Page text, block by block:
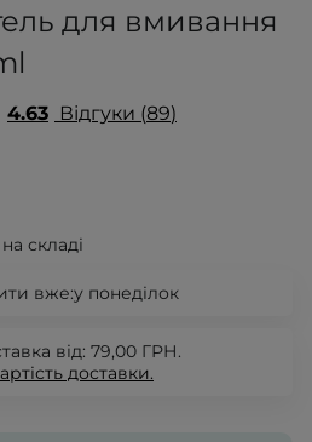
для вмивання
4.63 Відгуки 89
складі
вже:у понеділок
від: 79,00 ГРН.
доставки.